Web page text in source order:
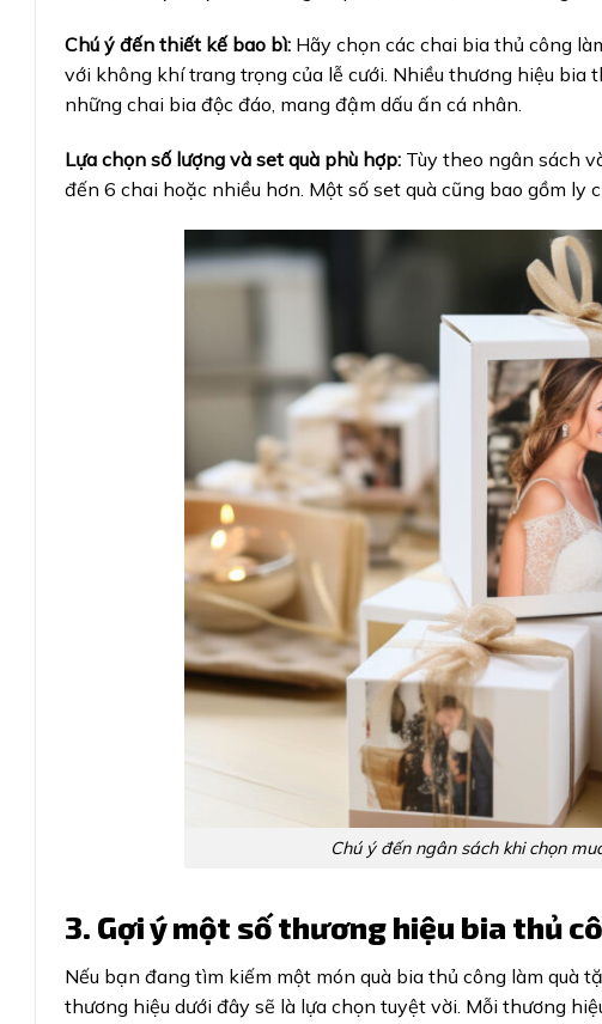
Chú ý đến thiết kế bao bì: Hãy chọn các chai bia thủ công
với không khí trang trọng của lễ cưới. Nhiều thương hiệu
những chai bia độc đáo, mang đậm dấu ấn cá nhân.
Lựa chọn số lượng và set quà phù hợp: Tùy theo ngân sách
đến 6 chai hoặc nhiều hơn. Một số set quà cũng bao gồm
Chú ý đến ngân sách khi chọn
3. Gợi ý một số thương hiệu bia thủ
Nếu bạn đang tìm kiếm một món quà bia thủ công làm quà
thương hiệu dưới đây sẽ là lựa chọn tuyệt vời. Mỗi thương